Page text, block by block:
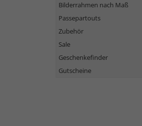
Bilderrahmen nach Maß
Passepartouts
Zubehör
Sale
Geschenkefinder
Gutscheine